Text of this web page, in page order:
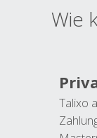
Wie
Talixo